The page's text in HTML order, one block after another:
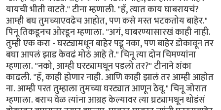
यायची भीती वाटते." टीना म्हणाली. "हॅ, त्यात काय घाबरायचं?
आम्ही बघ तुमच्याएवढेच आहोत, पण कसे मस्त भटकतोय बाहेर."
पिनू तिकडूनच ओरडून म्हणाला. "अगं, घाबरण्यासारखं काही नाही.
तुम्ही एक करा - घरट्यामधून बाहेर पडू नका, पण बाहेर डोकावून तर
बघा आपलं झाड केवढं मोठं आहे ते." चिनू त्या दोन चिमण्यांना
म्हणाला. "नको, आम्ही घरट्यामधून पडलो तर?" टीनाने शंका
काढली. "हॅ, काही होणार नाही. आणि काही झालं तर आम्ही आहोत
ना. आम्ही परत तुम्हाला तुमच्या घरट्यात आणून ठेवू." चिनू जोरात
म्हणाला. बराच वेळ त्यांना आग्रह केल्यावर त्या घ्रट्यामधून थोडंसं